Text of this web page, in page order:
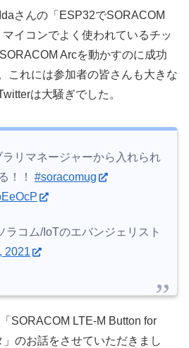
さんの「ESP32でSORACOM
イコンでよく使われているチッ
Arcを動かすのに成功
これには参加者の皆さんも大きな
は大騒ぎでした。
リマネージャーから入れられ
！！ #soracomug
コム/IoTのエバンジェリスト
2021
SORACOM LTE-M Button for
のお話をさせていただきまし